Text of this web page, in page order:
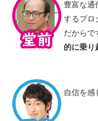
豊富な通
するプロ
だからで
的に乗り
自信を感